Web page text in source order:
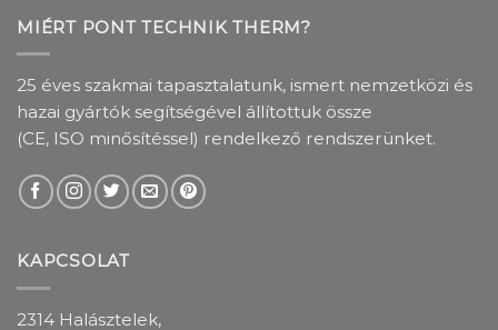
MIÉRT PONT TECHNIK THERM?
25 éves szakmai tapasztalatunk, ismert nemzetközi és
hazai gyártók segítségével állítottuk össze
(CE, ISO minősítéssel) rendelkező rendszerünket.
KAPCSOLAT
2314 Halásztelek,